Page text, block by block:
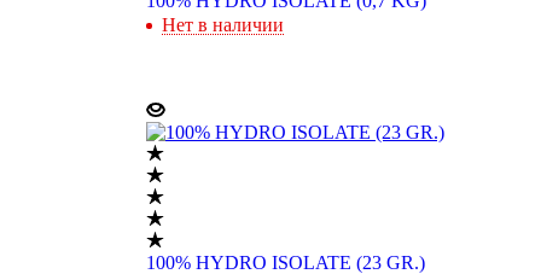
Нет в наличии
100% HYDRO ISOLATE (23 GR.)